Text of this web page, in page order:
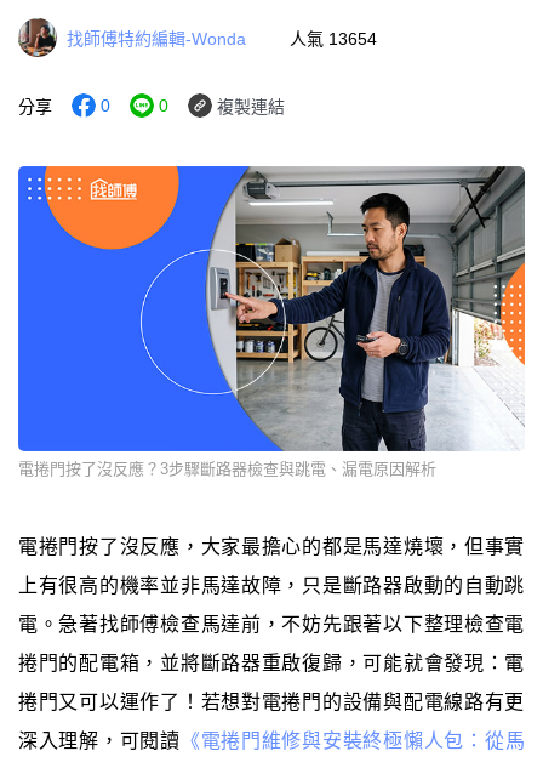
找師傅特約編輯-Wonda 人氣 13654
分享 0 0 複製連結
電捲門按了沒反應？3步驟斷路器檢查與跳電、漏電原因解析
電捲門按了沒反應，大家最擔心的都是馬達燒壞，但事實
上有很高的機率並非馬達故障，只是斷路器啟動的自動跳
電。急著找師傅檢查馬達前，不妨先跟著以下整理檢查電
捲門的配電箱，並將斷路器重啟復歸，可能就會發現：電
捲門又可以運作了！若想對電捲門的設備與配電線路有更
深入理解，可閱讀 《電捲門維修與安裝終極懶人包：從馬